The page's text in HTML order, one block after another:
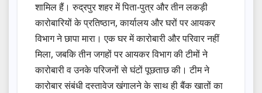
शामिल हैं। रुद्रपुर शहर में पिता-पुत्र और तीन लकड़ी
कारोबारियों के प्रतिष्ठान, कार्यालय और घरों पर आयकर
विभाग ने छापा मारा। एक घर में कारोबारी और परिवार नहीं
मिला, जबकि तीन जगहों पर आयकर विभाग की टीमों ने
कारोबारी व उनके परिजनों से घंटों पूछताछ की। टीम ने
कारोबार संबंधी दस्तावेज खंगालने के साथ ही बैंक खातों का